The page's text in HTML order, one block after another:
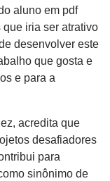
aluno em pdf
iria ser atrativo
desenvolver este
que gosta e
e para a
acredita que
desafiadores
para
sinônimo de